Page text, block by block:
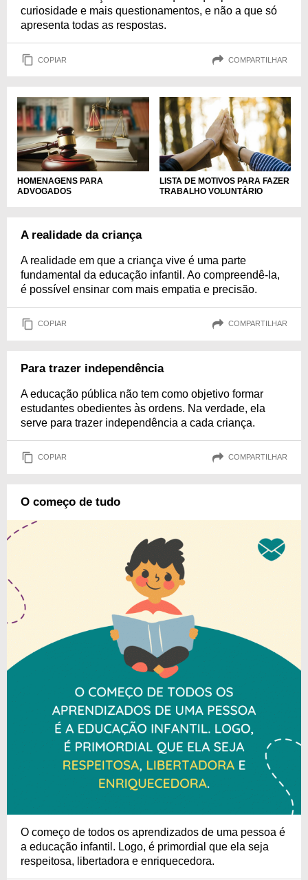
curiosidade e mais questionamentos, e não a que só
apresenta todas as respostas.
COPIAR COMPARTILHAR
HOMENAGENS PARA
ADVOGADOS
LISTA DE MOTIVOS PARA FAZER
TRABALHO VOLUNTÁRIO
A realidade da criança
A realidade em que a criança vive é uma parte
fundamental da educação infantil. Ao compreendê-la,
é possível ensinar com mais empatia e precisão.
COPIAR COMPARTILHAR
Para trazer independência
A educação pública não tem como objetivo formar
estudantes obedientes às ordens. Na verdade, ela
serve para trazer independência a cada criança.
COPIAR COMPARTILHAR
O começo de tudo
O começo de todos os aprendizados de uma pessoa é
a educação infantil. Logo, é primordial que ela seja
respeitosa, libertadora e enriquecedora.